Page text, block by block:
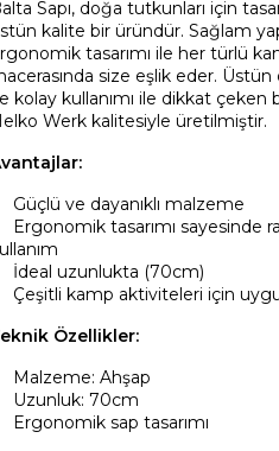
Sapı, doğa tutkunları için
kalite bir üründür. Sağlam
tasarımı ile her türlü
size eşlik eder. Üstün
kolay kullanımı ile dikkat çeken
Werk kalitesiyle üretilmiştir.
Güçlü ve dayanıklı malzeme
Ergonomik tasarımı sayesinde
İdeal uzunlukta (70cm)
Çeşitli kamp aktiviteleri için
Özellikler:
Malzeme: Ahşap
Uzunluk: 70cm
Ergonomik sap tasarımı